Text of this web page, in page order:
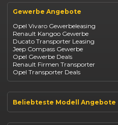
BYD Seal
Mazda CX-30
Citroen C4
Opel
Fiat
Jeep
Suzuki
BYD
Kia
Mazda
Citroën
Abarth
Fiat Professional
Gewerbe Angebote
Opel Vivaro Gewerbeleasing
Renault Kangoo Gewerbe
Ducato Transporter Leasing
Jeep Compass Gewerbe
Opel Gewerbe Deals
Renault Firmen Transporter
Opel Transporter Deals
Beliebteste Modell Angebote